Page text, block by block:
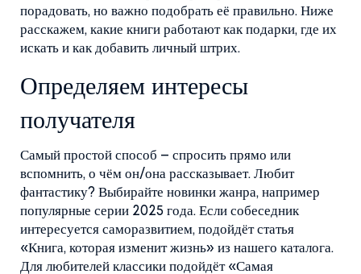
порадовать, но важно подобрать её правильно. Ниже
расскажем, какие книги работают как подарки, где их
искать и как добавить личный штрих.
Определяем интересы
получателя
Самый простой способ – спросить прямо или
вспомнить, о чём он/она рассказывает. Любит
фантастику? Выбирайте новинки жанра, например
популярные серии 2025 года. Если собеседник
интересуется саморазвитием, подойдёт статья
«Книга, которая изменит жизнь» из нашего каталога.
Для любителей классики подойдёт «Самая